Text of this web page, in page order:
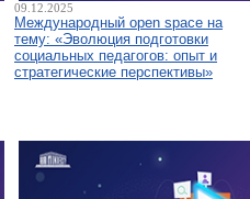
09.12.2025
Международный open space на
тему: «Эволюция подготовки
социальных педагогов: опыт и
стратегические перспективы»